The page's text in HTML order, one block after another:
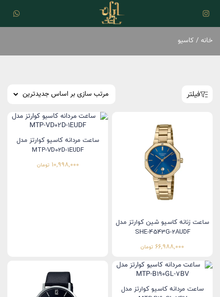
خانه / کاسیو
فیلتر
ساعت زنانه کاسیو شین کوارتز مدل
SHE-4543G-2AUDF
66,988,000 تومان
ساعت مردانه کاسیو کوارتز مدل
MTP-VD02D-1EUDF
10,998,000 تومان
ساعت مردانه کاسیو کوارتز مدل